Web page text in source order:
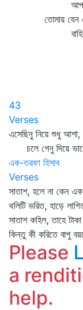
আপনা
তোমায় যেন এক
বাহিরে
তোমার
ঘুরে
ক্ষণেক-
43
Verses
এসেছিনু নিয়ে শুধু আশা,
চলে গেনু দিয়ে
এক-তরফা হিসাব
Verses
সাতাশ, হলে না কেন
থলিটি ভরিত, হাড়ে
সাতাশ কহিল, তাহে
কিন্তু কী করিতে বাপু
Please
a
help.